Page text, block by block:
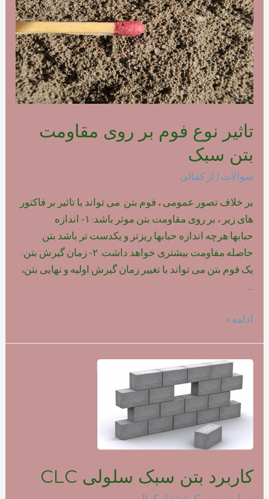
پلیمری
تاثیر نوع فوم بر روی مقاومت
بتن سبک
سوالات / از کمالی
بر خلاف تصور عمومی ، فوم بتن می تواند با تاثیر بر فاکتور
های زیر ، بر روی مقاومت بتن موثر باشد: ۱- اندازه
حبابها:هرچه اندازه حبابها ریزتر و یکدست تر باشد بتن
حاصله مقاومت بیشتری خواهد داشت. ۲- زمان گیرش بتن:
یک فوم بتن می تواند با تغییر زمان گیرش اولیه و نهایی بتن،
تاثیر
روی
مقاومت
بتن
ادامه »
کاربرد بتن سبک سلولی CLC